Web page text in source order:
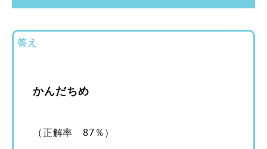
答え
かんだちめ
（正解率 87％）